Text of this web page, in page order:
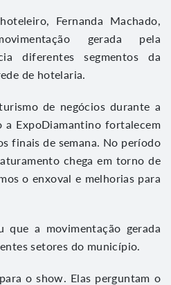
Fernanda Machado,
gerada pela
diferentes segmentos da
de hotelaria.
de negócios durante a
a ExpoDiamantino fortalecem
finais de semana. No período
chega em torno de
o enxoval e melhorias para
que a movimentação gerada
setores do município.
o show. Elas perguntam o